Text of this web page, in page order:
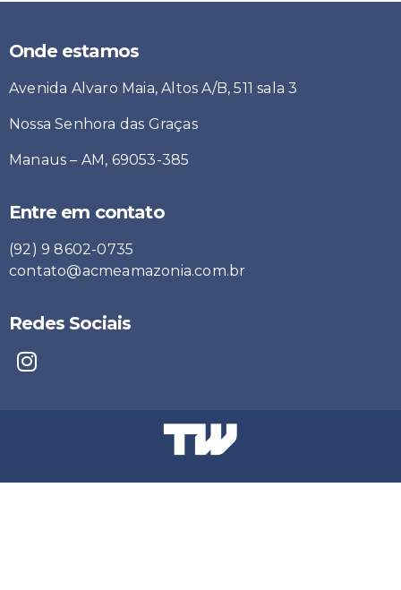
Onde estamos
Avenida Alvaro Maia, Altos A/B, 511 sala 3
Nossa Senhora das Graças
Manaus – AM, 69053-385
Entre em contato
(92) 9 8602-0735
contato@acmeamazonia.com.br
Redes Sociais